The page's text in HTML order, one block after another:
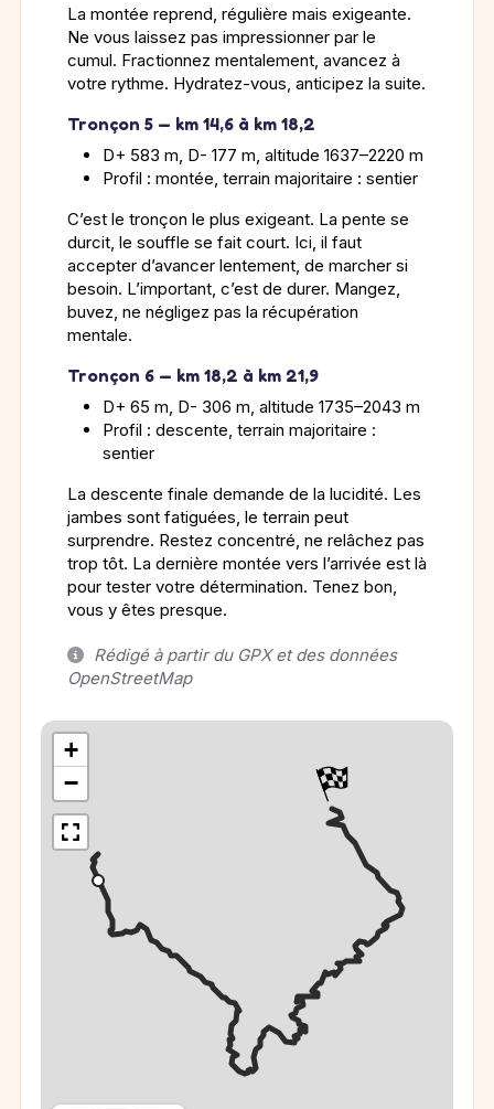
La montée reprend, régulière mais exigeante.
Ne vous laissez pas impressionner par le
cumul. Fractionnez mentalement, avancez à
votre rythme. Hydratez-vous, anticipez la suite.
Tronçon 5 — km 14,6 à km 18,2
D+ 583 m, D- 177 m, altitude 1637–2220 m
Profil : montée, terrain majoritaire : sentier
C’est le tronçon le plus exigeant. La pente se
durcit, le souffle se fait court. Ici, il faut
accepter d’avancer lentement, de marcher si
besoin. L’important, c’est de durer. Mangez,
buvez, ne négligez pas la récupération
mentale.
Tronçon 6 — km 18,2 à km 21,9
D+ 65 m, D- 306 m, altitude 1735–2043 m
Profil : descente, terrain majoritaire :
sentier
La descente finale demande de la lucidité. Les
jambes sont fatiguées, le terrain peut
surprendre. Restez concentré, ne relâchez pas
trop tôt. La dernière montée vers l’arrivée est là
pour tester votre détermination. Tenez bon,
vous y êtes presque.
Rédigé à partir du GPX et des données
OpenStreetMap
+
−